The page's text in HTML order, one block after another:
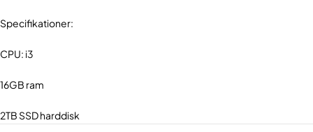
Specifikationer:
CPU: i3
16GB ram
2TB SSD harddisk